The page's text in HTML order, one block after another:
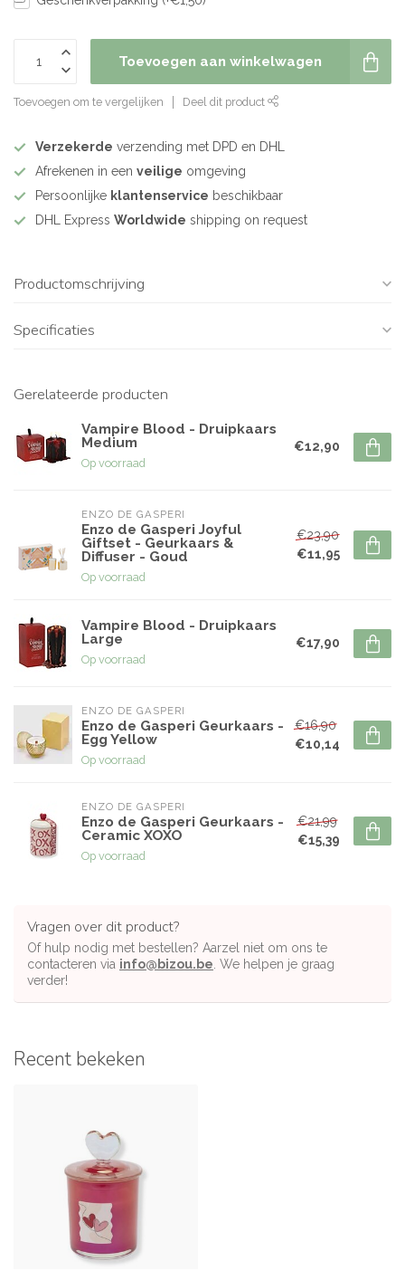
Toevoegen aan winkelwagen
Toevoegen om te vergelijken Deel dit product
Verzekerde verzending met DPD en DHL
Afrekenen in een veilige omgeving
Persoonlijke klantenservice beschikbaar
DHL Express Worldwide shipping on request
Productomschrijving
Specificaties
Gerelateerde producten
Vampire Blood - Druipkaars
Medium
Op voorraad
€12,90
ENZO DE GASPERI
Enzo de Gasperi Joyful
Giftset - Geurkaars &
Diffuser - Goud
Op voorraad
€23,90
€11,95
Vampire Blood - Druipkaars
Large
Op voorraad
€17,90
ENZO DE GASPERI
Enzo de Gasperi Geurkaars -
Egg Yellow
Op voorraad
€16,90
€10,14
ENZO DE GASPERI
Enzo de Gasperi Geurkaars -
Ceramic XOXO
Op voorraad
€21,99
€15,39
Vragen over dit product?
Of hulp nodig met bestellen? Aarzel niet om ons te
contacteren via info@bizou.be . We helpen je graag
verder!
Recent bekeken